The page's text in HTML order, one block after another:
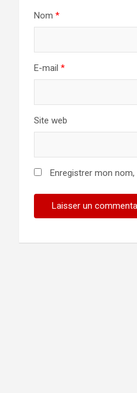
Nom *
E-mail *
Site web
Enregistrer mon